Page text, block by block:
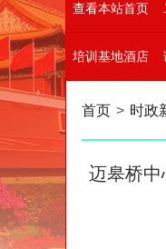
查看本站首页
培训基地酒店
首页 > 时政
迈皋桥中